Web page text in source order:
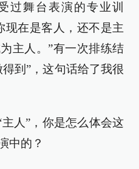
过舞台表演的专业训
现在是客人，还不是主
主人。”有一次排练结
到”，这句话给了我很
人”，你是怎么体会这
中的？